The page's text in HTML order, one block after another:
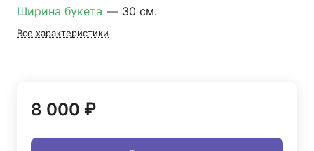
Ширина букета — 30 см.
Все характеристики
8 000 ₽